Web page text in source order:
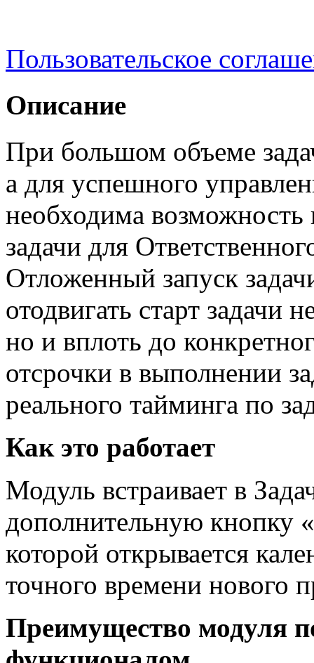
Пользовательское
Описание
При большом объеме
а для успешного
необходима возможность
задачи для
Отложенный запуск
отодвигать старт задачи
но и вплоть до
отсрочки в выполнении
реального тайминга по
Как это работает
Модуль встраивает в
дополнительную кнопку
которой открывается
точного времени нового
Преимущество модуля